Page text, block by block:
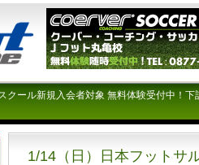
クール新規入会者対象 無料体験受付中！
1/14（日）日本フットサ